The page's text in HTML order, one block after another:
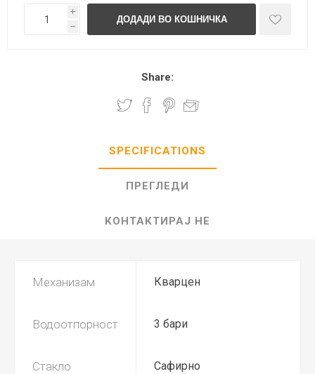
i
h
Share:
SPECIFICATIONS
ПРЕГЛЕДИ
КОНТАКТИРАЈ НЕ
Механизам Кварцен
Водоотпорност 3 бари
Стакло Сафирно